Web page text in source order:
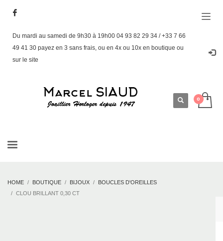
Du mardi au samedi de 9h30 à 19h00 04 93 82 29 34 / +33 7 66
49 41 30 payez en 3 sans frais, ou en 4x ou 10x en boutique ou
sur le site
HOME BOUTIQUE BIJOUX
BOUCLES D'OREILLES
CLOU BRILLANT 0,30 CT